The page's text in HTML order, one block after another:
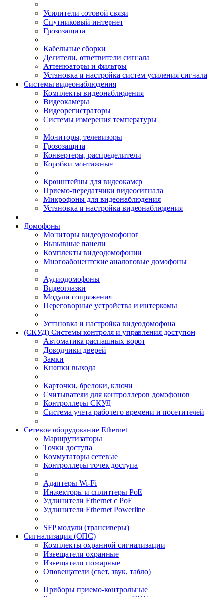
Усилители сотовой связи
Спутниковый интернет
Грозозащита
Кабельные сборки
Делители, ответвители сигнала
Аттенюаторы и фильтры
Установка и настройка систем усиления сигнала
Системы видеонаблюдения
Комплекты видеонаблюдения
Видеокамеры
Видеорегистраторы
Системы измерения температуры
Мониторы, телевизоры
Грозозащита
Конвертеры, распределители
Коробки монтажные
Кронштейны для видеокамер
Приемо-передатчики видеосигнала
Микрофоны для видеонаблюдения
Установка и настройка видеонаблюдения
Домофоны
Мониторы видеодомофонов
Вызывные панели
Комплекты видеодомофонии
Многоабонентские аналоговые домофоны
Аудиодомофоны
Видеоглазки
Модули сопряжения
Переговорные устройства и интеркомы
Установка и настройка видеодомофона
(СКУД) Системы контроля и управления доступом
Автоматика распашных ворот
Доводчики дверей
Замки
Кнопки выхода
Карточки, брелоки, ключи
Считыватели для контроллеров домофонов
Контроллеры СКУД
Система учета рабочего времени и посетителей
Сетевое оборудование Ethernet
Маршрутизаторы
Точки доступа
Коммутаторы сетевые
Контроллеры точек доступа
Адаптеры Wi-Fi
Инжекторы и сплиттеры РоЕ
Удлинители Ethernet с PoE
Удлинители Ethernet Powerline
SFP модули (трансиверы)
Сигнализация (ОПС)
Комплекты охранной сигнализации
Извещатели охранные
Извещатели пожарные
Оповещатели (свет, звук, табло)
Приборы приемо-контрольные